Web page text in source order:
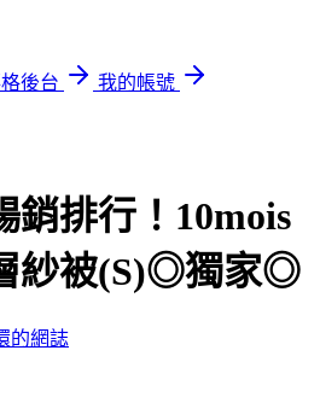
後台
我的帳號
銷排行！10mois
紗被(S)◎獨家◎
的網誌